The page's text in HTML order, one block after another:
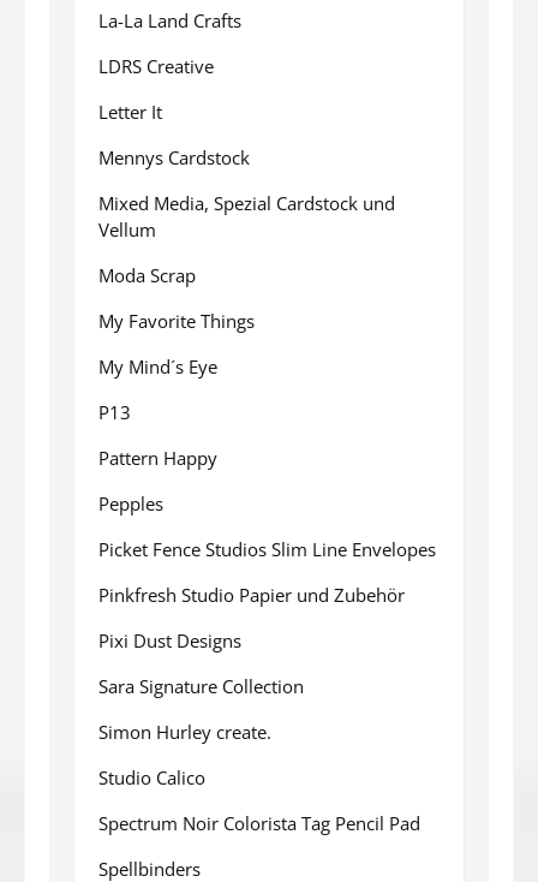
La-La Land Crafts
LDRS Creative
Letter It
Mennys Cardstock
Mixed Media, Spezial Cardstock und
Vellum
Moda Scrap
My Favorite Things
My Mind´s Eye
P13
Pattern Happy
Pepples
Picket Fence Studios Slim Line Envelopes
Pinkfresh Studio Papier und Zubehör
Pixi Dust Designs
Sara Signature Collection
Simon Hurley create.
Studio Calico
Spectrum Noir Colorista Tag Pencil Pad
Spellbinders